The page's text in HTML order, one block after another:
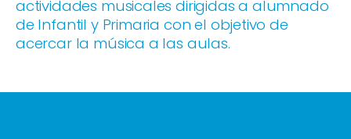
actividades musicales dirigidas a alumnado
de Infantil y Primaria con el objetivo de
acercar la música a las aulas.